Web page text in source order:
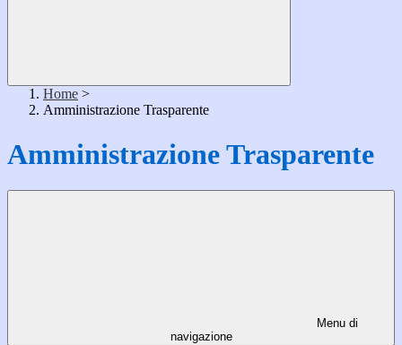
Home >
Amministrazione Trasparente
Amministrazione Trasparente
Menu di
navigazione